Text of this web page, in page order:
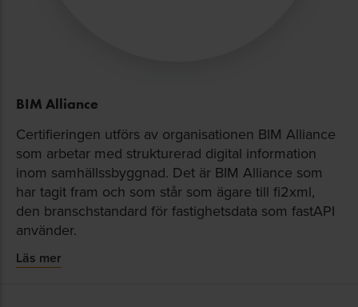
BIM Alliance
Certifieringen utförs av organisationen BIM Alliance
som arbetar med strukturerad digital information
inom samhällssbyggnad. Det är BIM Alliance som
har tagit fram och som står som ägare till fi2xml,
den branschstandard för fastighetsdata som fastAPI
använder.
Läs mer